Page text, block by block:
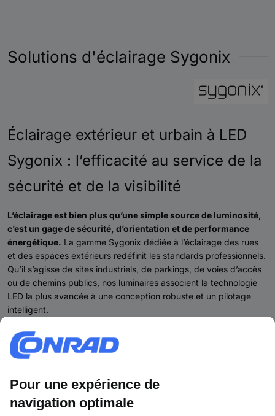
Solutions d'éclairage Sygonix
Éclairage extérieur et urbain à LED
Sygonix : l’efficacité au service de la
sécurité et de la visibilité
L’éclairage est bien plus qu’une simple source de luminosité,
c’est un gage de sécurité, d’orientation et de performance
énergétique. La gamme Sygonix dédiée à l’éclairage des rues
et des espaces extérieurs redéfinit les standards professionnels.
Qu’il s’agisse de sites industriels, de parkings, de voies d’accès
ou de chemins publics, nos luminaires associent la technologie
LED la plus avancée à une conception robuste et un pilotage
intelligent.